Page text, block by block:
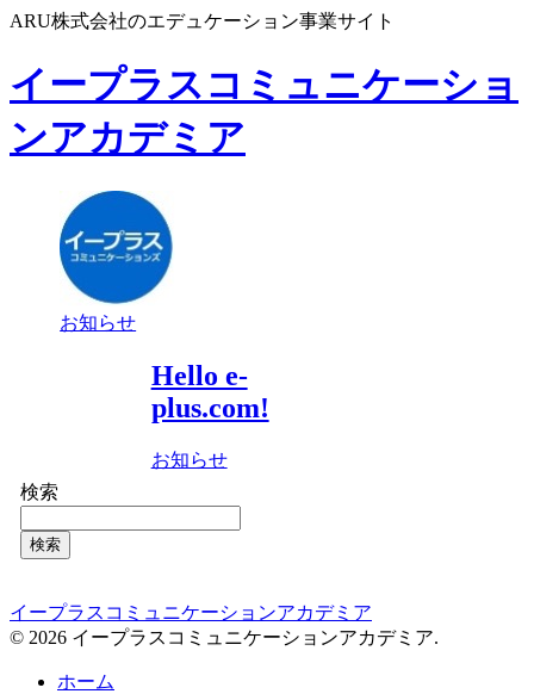
ARU株式会社のエデュケーション事業サイト
イープラスコミュニケーショ
ンアカデミア
お知らせ
Hello e-
plus.com!
お知らせ
検索
検索
イープラスコミュニケーションアカデミア
© 2026 イープラスコミュニケーションアカデミア.
ホーム